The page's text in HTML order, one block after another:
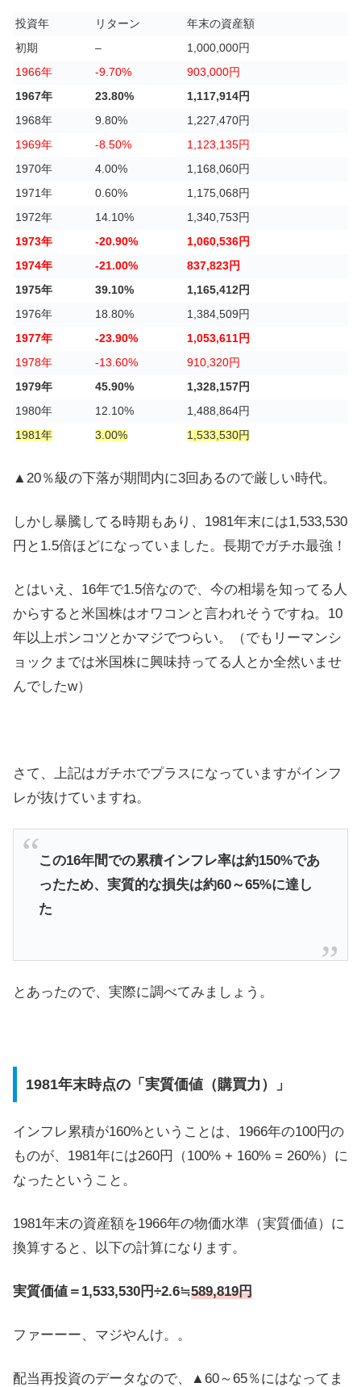
投資年 リターン
年末の資産額
初期
–
1,000,000円
1966年
-9.70%
903,000円
1967年
23.80%
1,117,914円
1968年
9.80%
1,227,470円
1969年
-8.50%
1,123,135円
1970年
4.00%
1,168,060円
1971年
0.60%
1,175,068円
1972年
14.10%
1,340,753円
1973年
-20.90%
1,060,536円
1974年
-21.00%
837,823円
1975年
39.10%
1,165,412円
1976年
18.80%
1,384,509円
1977年
-23.90%
1,053,611円
1978年
-13.60%
910,320円
1979年
45.90%
1,328,157円
1980年
12.10%
1,488,864円
1981年
3.00% 1,533,530円
▲20％級の下落が期間内に3回あるので厳しい時代。
しかし暴騰してる時期もあり、1981年末には1,533,530
円と1.5倍ほどになっていました。長期でガチホ最強！
とはいえ、16年で1.5倍なので、今の相場を知ってる人
からすると米国株はオワコンと言われそうですね。10
年以上ポンコツとかマジでつらい。（でもリーマンシ
ョックまでは米国株に興味持ってる人とか全然いませ
んでしたw）
さて、上記はガチホでプラスになっていますがインフ
レが抜けていますね。
この16年間での累積インフレ率は約150%であ
ったため、実質的な損失は約60～65%に達し
た
とあったので、実際に調べてみましょう。
1981年末時点の「実質価値（購買力）」
インフレ累積が160%ということは、1966年の100円の
ものが、1981年には260円（100% + 160% = 260%）に
なったということ。
1981年末の資産額を1966年の物価水準（実質価値）に
換算すると、以下の計算になります。
実質価値＝1,533,530円÷2.6≒589,819円
ファーーー、マジやんけ。。
配当再投資のデータなので、▲60～65％にはなってま